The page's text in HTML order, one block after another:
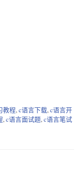
教程, c语言下载, c语言开
, c语言面试题, c语言笔试